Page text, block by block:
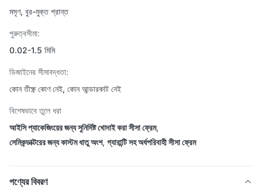
মসৃণ, বুর-মুক্ত প্রান্ত
পুরুত্বসীমা:
0.02-1.5 মিমি
ডিজাইনের সীমাবদ্ধতা:
কোন তীক্ষ্ণ কোণ নেই, কোন আন্ডারকাট নেই
বিশেষভাবে তুলে ধরা
আইসি প্যাকেজিংয়ের জন্য সুনির্দিষ্ট খোদাই করা সীসা ফ্রেম,
সেমিকন্ডাক্টরের জন্য কাস্টম ধাতু অংশ, গ্যারান্টি সহ অর্ধপরিবাহী সীসা ফ্রেম
পণ্যের বিবরণ